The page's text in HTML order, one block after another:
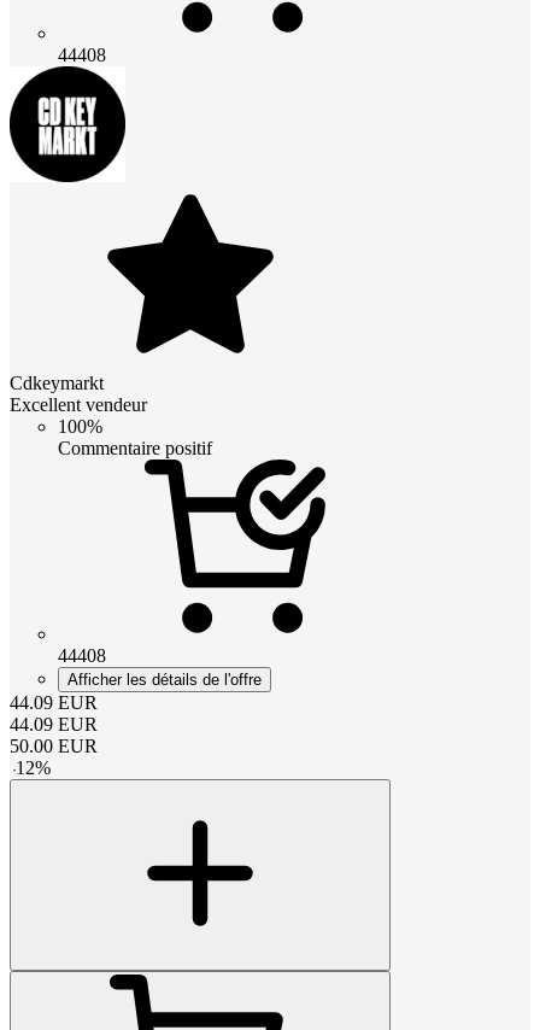
44408
Cdkeymarkt
Excellent vendeur
100%
Commentaire positif
44408
Afficher les détails de l'offre
44.09 EUR
44.09 EUR
50.00 EUR
-12%